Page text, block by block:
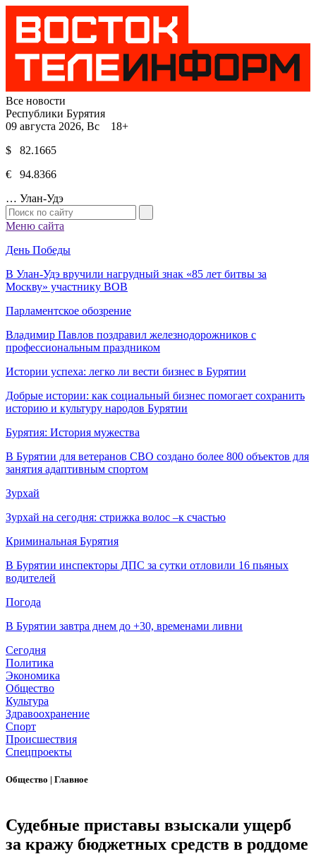
Все новости
Республики Бурятия
09 августа 2026, Вс 18+
$ 82.1665
€ 94.8366
… Улан-Удэ
Меню сайта
День Победы
В Улан-Удэ вручили нагрудный знак «85 лет битвы за
Москву» участнику ВОВ
Парламентское обозрение
Владимир Павлов поздравил железнодорожников с
профессиональным праздником
Истории успеха: легко ли вести бизнес в Бурятии
Добрые истории: как социальный бизнес помогает сохранить
историю и культуру народов Бурятии
Бурятия: История мужества
В Бурятии для ветеранов СВО создано более 800 объектов для
занятия адаптивным спортом
Зурхай
Зурхай на сегодня: стрижка волос –к счастью
Криминальная Бурятия
В Бурятии инспекторы ДПС за сутки отловили 16 пьяных
водителей
Погода
В Бурятии завтра днем до +30, временами ливни
Сегодня
Политика
Экономика
Общество
Культура
Здравоохранение
Спорт
Происшествия
Спецпроекты
Общество | Главное
Судебные приставы взыскали ущерб
за кражу бюджетных средств в роддоме